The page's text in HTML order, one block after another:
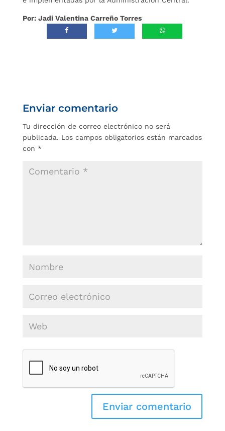
Por: Jadi Valentina Carreño Torres
Enviar comentario
Tu dirección de correo electrónico no será
publicada. Los campos obligatorios están marcados
con *